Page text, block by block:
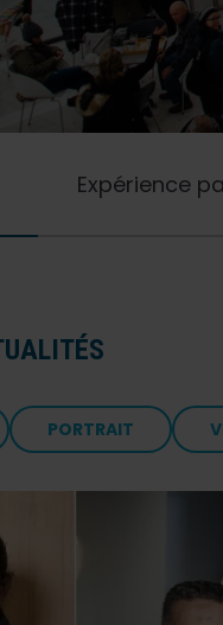
Expérience
PORTRAIT